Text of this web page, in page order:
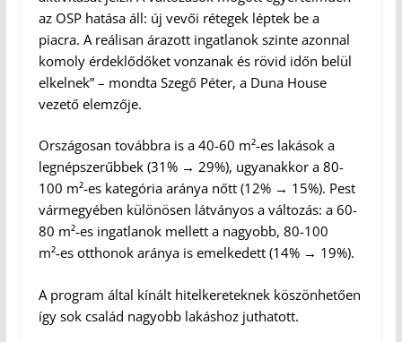
az OSP hatása áll: új vevői rétegek léptek be a
piacra. A reálisan árazott ingatlanok szinte azonnal
komoly érdeklődőket vonzanak és rövid időn belül
elkelnek” – mondta Szegő Péter, a Duna House
vezető elemzője.
Országosan továbbra is a 40-60 m²‑es lakások a
legnépszerűbbek (31% → 29%), ugyanakkor a 80-
100 m²‑es kategória aránya nőtt (12% → 15%). Pest
vármegyében különösen látványos a változás: a 60-
80 m²‑es ingatlanok mellett a nagyobb, 80-100
m²‑es otthonok aránya is emelkedett (14% → 19%).
A program által kínált hitelkereteknek köszönhetően
így sok család nagyobb lakáshoz juthatott.